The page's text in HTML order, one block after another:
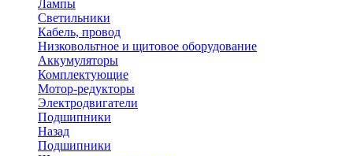
Лампы
Светильники
Кабель, провод
Низковольтное и щитовое оборудование
Аккумуляторы
Комплектующие
Мотор-редукторы
Электродвигатели
Подшипники
Назад
Подшипники